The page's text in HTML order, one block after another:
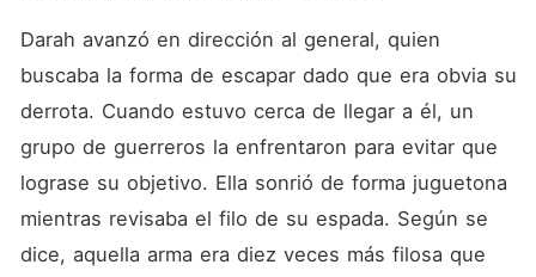
Darah avanzó en dirección al general, quien
buscaba la forma de escapar dado que era obvia su
derrota. Cuando estuvo cerca de llegar a él, un
grupo de guerreros la enfrentaron para evitar que
lograse su objetivo. Ella sonrió de forma juguetona
mientras revisaba el filo de su espada. Según se
dice, aquella arma era diez veces más filosa que